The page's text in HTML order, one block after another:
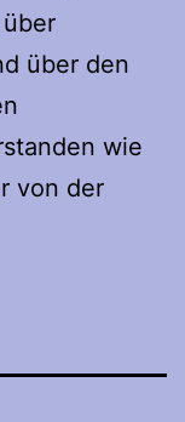
über den
wie
von der